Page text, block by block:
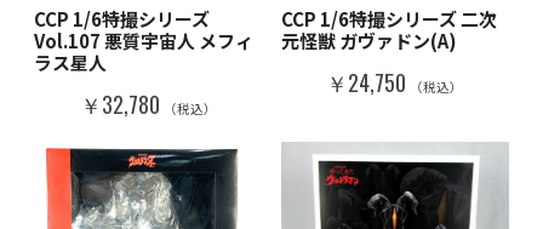
CCP 1/6特撮シリーズ
Vol.107 悪質宇宙人 メフィ
ラス星人
￥32,780 （税込）
CCP 1/6特撮シリーズ 二次
元怪獣 ガヴァドン(A)
￥24,750 （税込）